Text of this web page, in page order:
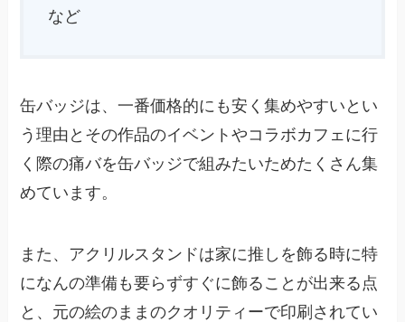
など
缶バッジは、一番価格的にも安く集めやすいとい
う理由とその作品のイベントやコラボカフェに行
く際の痛バを缶バッジで組みたいためたくさん集
めています。
また、アクリルスタンドは家に推しを飾る時に特
になんの準備も要らずすぐに飾ることが出来る点
と、元の絵のままのクオリティーで印刷されてい